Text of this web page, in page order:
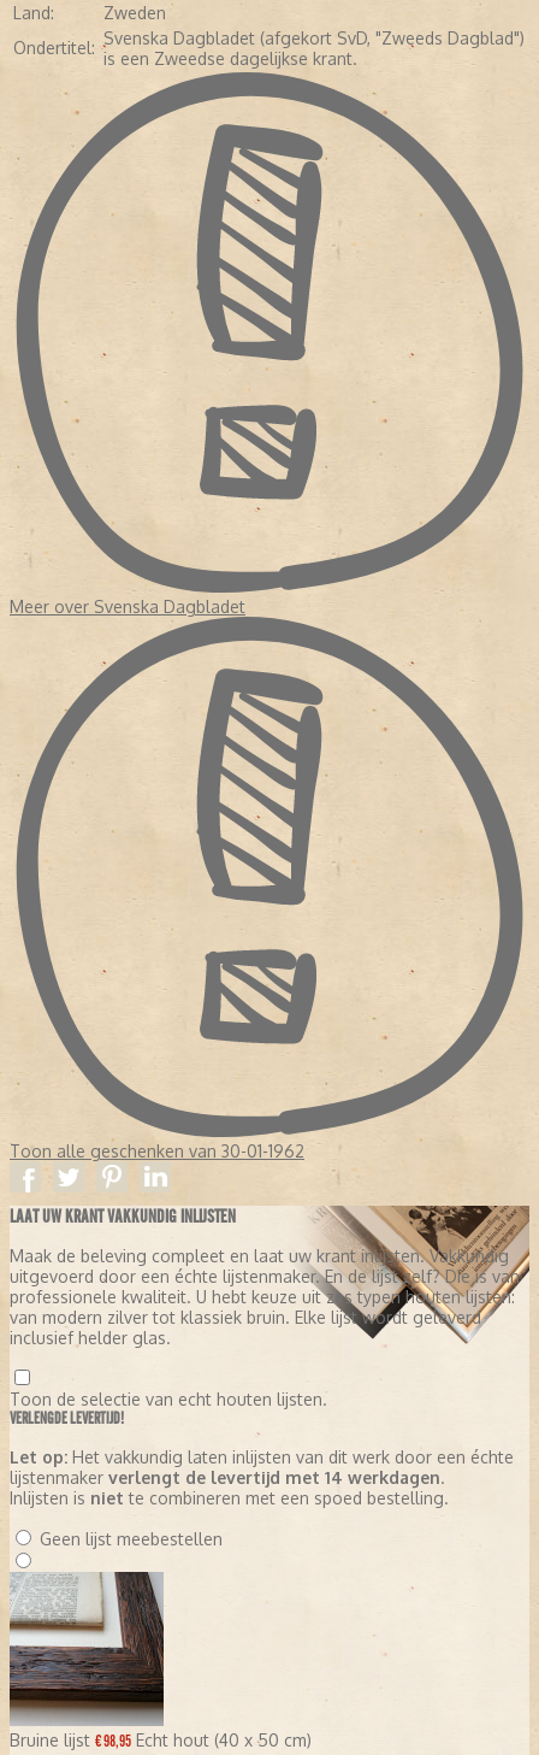
Land:
Zweden
Ondertitel: Svenska Dagbladet (afgekort SvD, "Zweeds Dagblad")
is een Zweedse dagelijkse krant.
Meer over Svenska Dagbladet
Toon alle geschenken van 30-01-1962
LAAT UW KRANT VAKKUNDIG INLIJSTEN
Maak de beleving compleet en laat uw krant inlijsten. Vakkundig
uitgevoerd door een échte lijstenmaker. En de lijst zelf? Die is van
professionele kwaliteit. U hebt keuze uit zes typen houten lijsten:
van modern zilver tot klassiek bruin. Elke lijst wordt geleverd
inclusief helder glas.
Toon de selectie van echt houten lijsten.
VERLENGDE LEVERTIJD!
Let op: Het vakkundig laten inlijsten van dit werk door een échte
lijstenmaker verlengt de levertijd met 14 werkdagen.
Inlijsten is niet te combineren met een spoed bestelling.
Geen lijst meebestellen
Bruine lijst € 98,95 Echt hout (40 x 50 cm)